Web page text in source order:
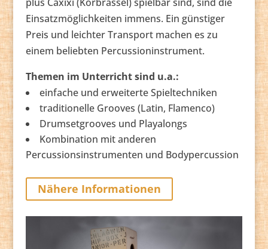
Einsatzmöglichkeiten immens. Ein günstiger
Preis und leichter Transport machen es zu
einem beliebten Percussioninstrument.
Themen im Unterricht sind u.a.:
einfache und erweiterte Spieltechniken
traditionelle Grooves (Latin, Flamenco)
Drumsetgrooves und Playalongs
Kombination mit anderen
Percussionsinstrumenten und Bodypercussion
Nähere Informationen